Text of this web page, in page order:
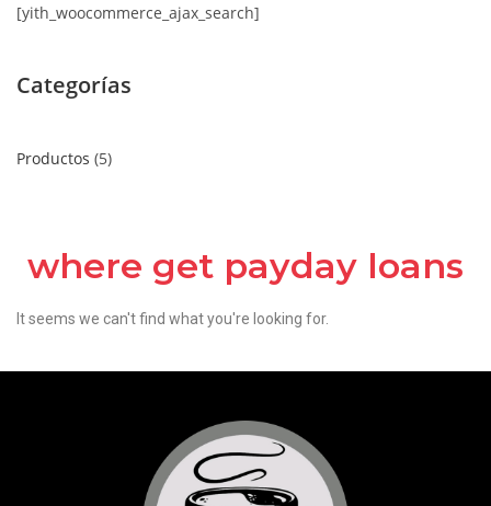
[yith_woocommerce_ajax_search]
Categorías
Productos 5
where get payday loans
It seems we can't find what you're looking for.